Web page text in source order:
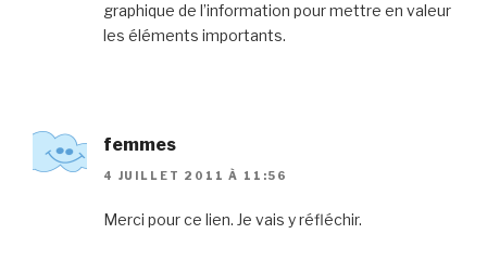
graphique de l’information pour mettre en valeur
les éléments importants.
femmes
4 JUILLET 2011 À 11:56
Merci pour ce lien. Je vais y réfléchir.